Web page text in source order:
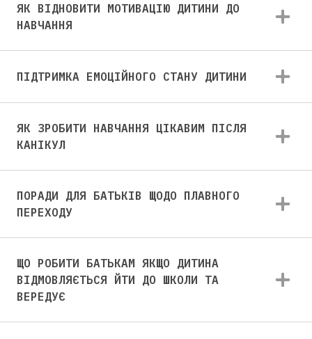
ЯК ВІДНОВИТИ МОТИВАЦІЮ ДИТИНИ ДО
НАВЧАННЯ
ПІДТРИМКА ЕМОЦІЙНОГО СТАНУ ДИТИНИ
ЯК ЗРОБИТИ НАВЧАННЯ ЦІКАВИМ ПІСЛЯ
КАНІКУЛ
ПОРАДИ ДЛЯ БАТЬКІВ ЩОДО ПЛАВНОГО
ПЕРЕХОДУ
ЩО РОБИТИ БАТЬКАМ ЯКЩО ДИТИНА
ВІДМОВЛЯЄТЬСЯ ЙТИ ДО ШКОЛИ ТА
ВЕРЕДУЄ